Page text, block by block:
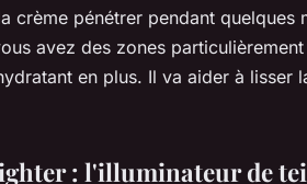
crème pénétrer pendant quelques
avez des zones
en plus. Il va aider à lisser
: l'illuminateur de